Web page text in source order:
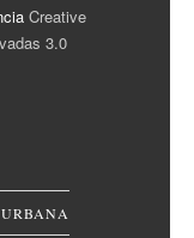
Creative
3.0